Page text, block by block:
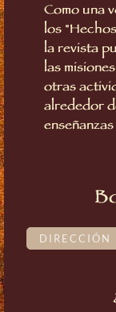
Como una
los
la revista
las
otras
alrededor